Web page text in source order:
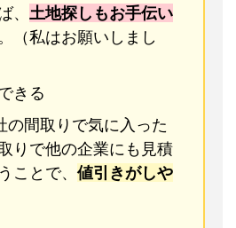
、 土地探しもお手伝い
（私はお願いしまし
きる
の間取りで気に入った
りで他の企業にも見積
ことで、 値引きがしや